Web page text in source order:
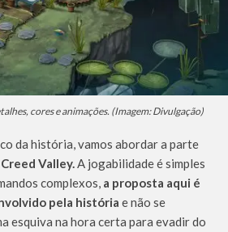
cores e animações. (Imagem: Divulgação)
da história, vamos abordar a parte
Valley.A jogabilidade é simples
complexos, a proposta aqui é
pela história e não se
esquiva na hora certa para evadir do